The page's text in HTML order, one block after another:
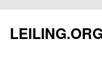
文